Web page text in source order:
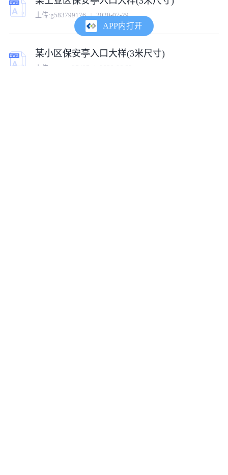
上传:g583799176 2020-07-29
某小区保安亭入口大样(3米尺寸)
上传: tumux_37427 2020-06-22
APP内打开